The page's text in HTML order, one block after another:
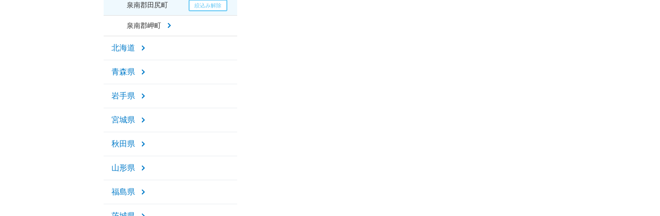
泉南郡田尻町
泉南郡岬町
北海道
青森県
岩手県
宮城県
秋田県
山形県
福島県